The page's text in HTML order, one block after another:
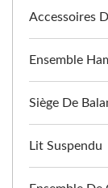
Accessoires
Ensemble
Siège De
Lit Suspendu